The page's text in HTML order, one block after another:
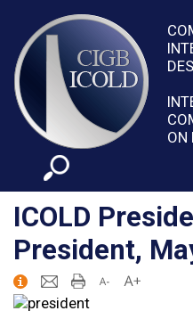
ON
ICOLD
President,